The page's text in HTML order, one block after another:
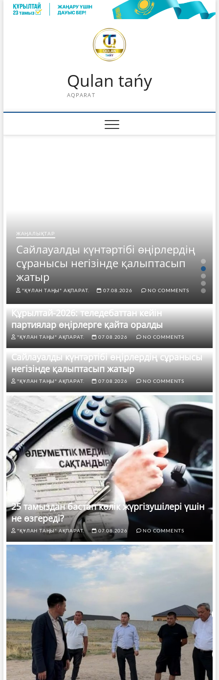
Skip
Qulan tańy
AQPARAT
ЖАҢАЛЫҚТАР
Сайлауалды күнтәртібі өңірлердің
сұранысы негізінде қалыптасып
жатыр
"ҚҰЛАН ТАҢЫ" АҚПАРАТ. 07.08.2026 NO COMMENTS
Құрылтай-2026: теледебаттан кейін
партиялар өңірлерге қайта оралды
"ҚҰЛАН ТАҢЫ" АҚПАРАТ. 07.08.2026 NO COMMENTS
Сайлауалды күнтәртібі өңірлердің сұранысы
негізінде қалыптасып жатыр
"ҚҰЛАН ТАҢЫ" АҚПАРАТ. 07.08.2026 NO COMMENTS
25 тамыздан бастап көлік жүргізушілері үшін
не өзгереді?
"ҚҰЛАН ТАҢЫ" АҚПАРАТ. 07.08.2026 NO COMMENTS